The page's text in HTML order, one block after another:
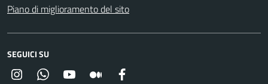
Piano di miglioramento del sito
SEGUICI SU
InstagramWhatsappYouTube Medium